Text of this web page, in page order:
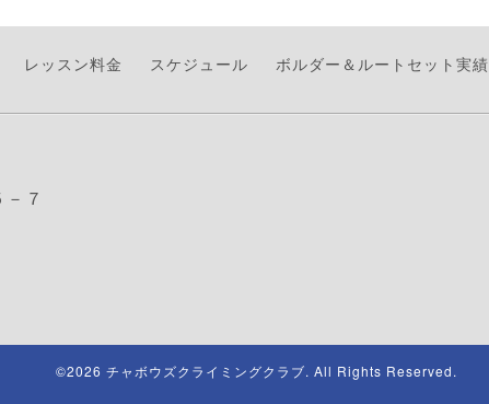
レッスン料金 スケジュール ボルダー＆ルートセット実績
７
©2026 チャボウズクライミングクラブ. All Rights Reserved.